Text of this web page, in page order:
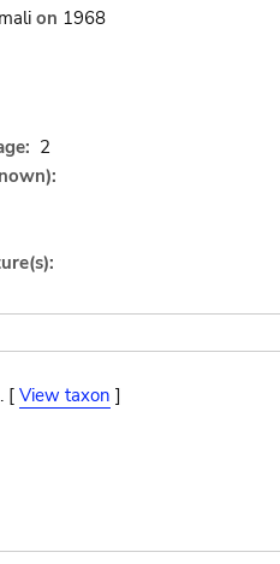
on 1968
2
[View taxon ]